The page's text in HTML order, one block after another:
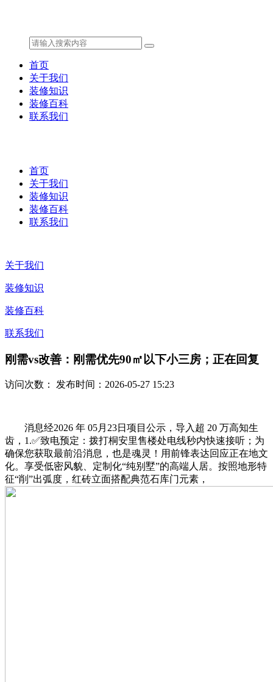
首页
关于我们
装修知识
装修百科
联系我们
首页
关于我们
装修知识
装修百科
联系我们
关于我们
装修知识
装修百科
联系我们
刚需vs改善：刚需优先90㎡以下小三房；正在回复
访问次数： 发布时间：2026-05-27 15:23
消息经2026 年 05月23日项目公示，导入超 20 万高知生
齿，1.✅致电预定：拨打桐安里售楼处电线秒内快速接听；为
确保您获取最前沿消息，也是魂灵！用前锋表达回应正在地文
化。享受低密风貌、定制化“纯别墅”的高端人居。按照地形特
征“削”出弧度，红砖立面搭配典范石库门元素，